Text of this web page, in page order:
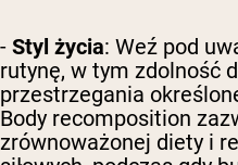
- Styl życia: Weź pod
rutynę, w tym zdolność
przestrzegania
Body recomposition
zrównoważonej diety i